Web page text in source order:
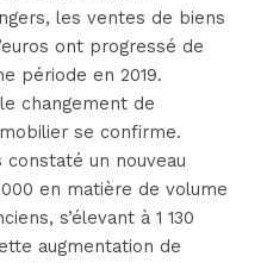
les ventes de biens
ont progressé de
période en 2019.
changement de
se confirme.
un nouveau
en matière de volume
s’élevant à 1 130
augmentation de